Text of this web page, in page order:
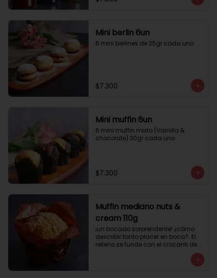
Mini berlin 6un
6 mini berlines de 25gr cada uno
$7.300
Mini muffin 6un
6 mini muffin mixto (Vainilla &
chocolate) 30gr cada uno
$7.300
Muffin mediano nuts &
cream 110g
¡un bocado sorprendente! ¿cómo
describir tanto placer en boca?. El
relleno se funde con el crocanti de
avellanas que potencia su masa
exquisita. Esponjosa masa de color
tostado y sabor vainilla que incluye